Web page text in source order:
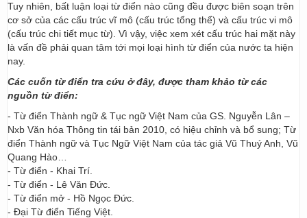
Tuy nhiên, bất luận loại từ điển nào cũng đều được biên soạn trên
cơ sở của các cấu trúc vĩ mô (cấu trúc tổng thể) và cấu trúc vi mô
(cấu trúc chi tiết mục từ). Vì vậy, việc xem xét cấu trúc hai mặt này
là vấn đề phải quan tâm tới mọi loại hình từ điển của nước ta hiện
nay.
Các cuốn từ điển tra cứu ở đây, được tham khảo từ các
nguồn từ điển:
- Từ điển Thành ngữ & Tục ngữ Việt Nam của GS. Nguyễn Lân –
Nxb Văn hóa Thông tin tái bản 2010, có hiệu chỉnh và bổ sung; Từ
điển Thành ngữ và Tục Ngữ Việt Nam của tác giả Vũ Thuý Anh, Vũ
Quang Hào…
- Từ điển - Khai Trí.
- Từ điển - Lê Văn Đức.
- Từ điển mở - Hồ Ngọc Đức.
- Đại Từ điển Tiếng Việt.